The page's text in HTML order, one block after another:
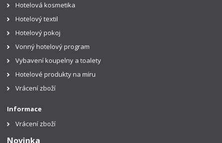
Hotelová kosmetika
Hotelový textil
Hotelový pokoj
Vonný hotelový program
Vybavení koupelny a toalety
Hotelové produkty na míru
Vrácení zboží
Informace
Vrácení zboží
Novinka